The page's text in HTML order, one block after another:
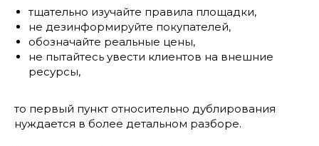
тщательно изучайте правила площадки,
не дезинформируйте покупателей,
обозначайте реальные цены,
не пытайтесь увести клиентов на внешние
ресурсы,
то первый пункт относительно дублирования
нуждается в более детальном разборе.